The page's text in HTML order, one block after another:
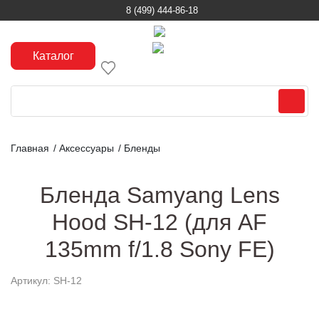
8 (499) 444-86-18
Каталог
Главная / Аксессуары / Бленды
Бленда Samyang Lens
Hood SH-12 (для AF
135mm f/1.8 Sony FE)
Артикул: SH-12